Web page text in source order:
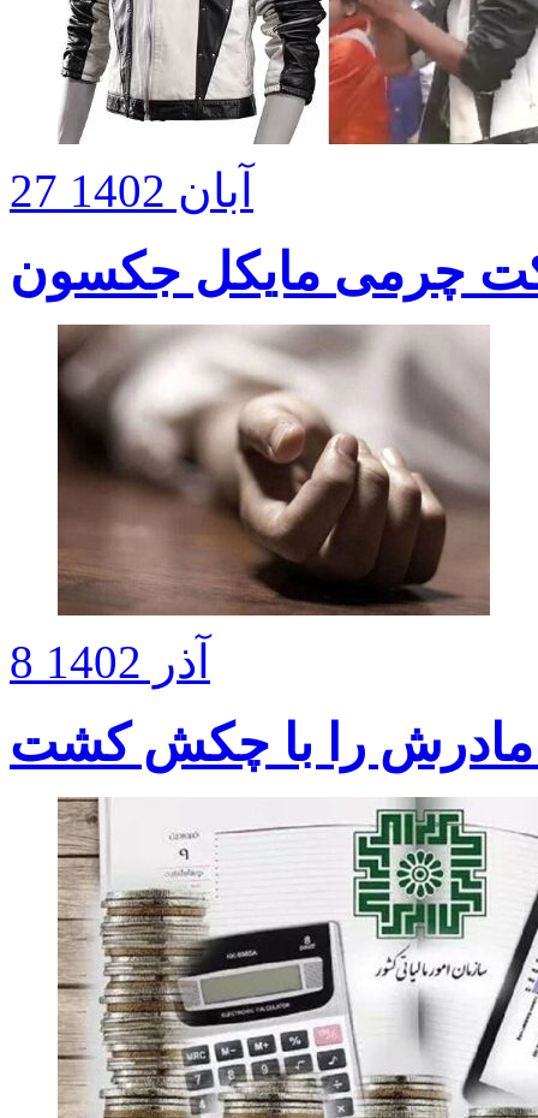
27 آبان 1402
8 آذر 1402
مادرش را با چکش کشت